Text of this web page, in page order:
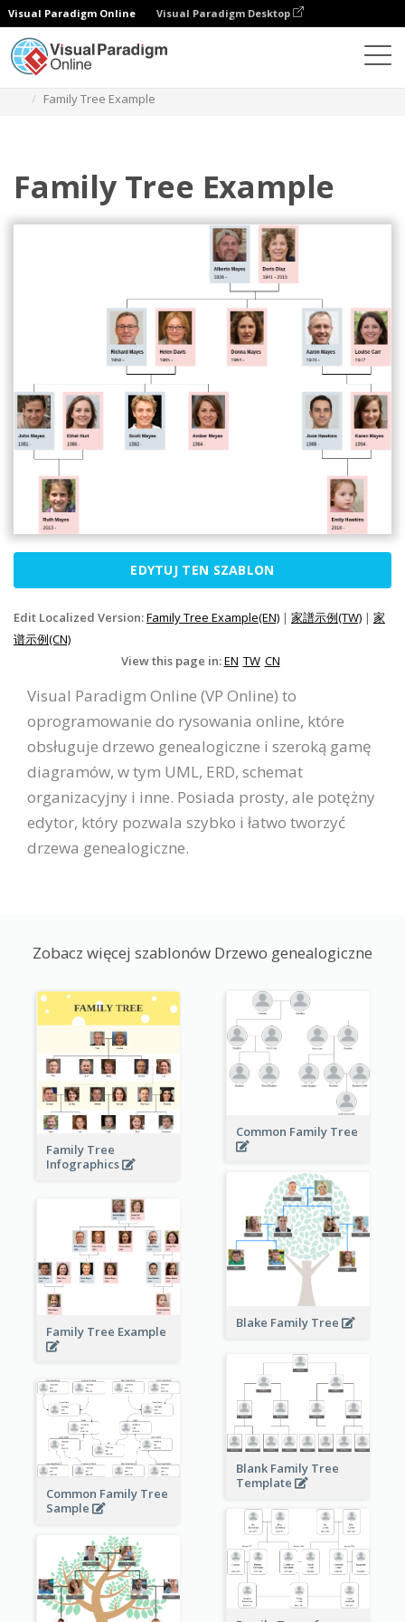
Visual Paradigm Online Visual Paradigm Desktop
Family Tree Example
Family Tree Example
EDYTUJ TEN SZABLON
Edit Localized Version:Family Tree Example(EN) | 家譜示例(TW) | 家
谱示例(CN)
View this page in:EN TW CN
Visual Paradigm Online (VP Online) to
oprogramowanie do rysowania online, które
obsługuje drzewo genealogiczne i szeroką gamę
diagramów, w tym UML, ERD, schemat
organizacyjny i inne. Posiada prosty, ale potężny
edytor, który pozwala szybko i łatwo tworzyć
drzewa genealogiczne.
Zobacz więcej szablonów Drzewo genealogiczne
Family Tree
Infographics
Common Family Tree
Blake Family Tree
Family Tree Example
Blank Family Tree
Template
Common Family Tree
Sample